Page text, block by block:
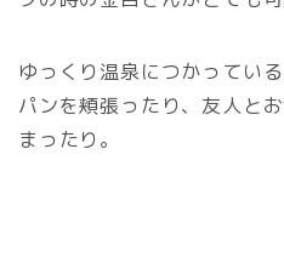
ゆっくり温泉につかってい
パンを頬張ったり、友人と
まったり。